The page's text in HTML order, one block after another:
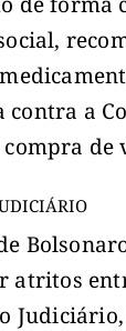
contra a
de
atritos